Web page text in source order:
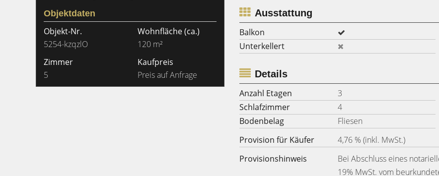
Objektdaten
Objekt-Nr.
5254-kzqzlO
Wohnfläche(ca.)
120 m²
Zimmer
5
Kaufpreis
Preis auf Anfrage
Ausstattung
Balkon
Unterkellert
Details
Anzahl Etagen
3
Schlafzimmer
4
Bodenbelag
Fliesen
Provision für Käufer
4,76 % (inkl. MwSt.)
Provisionshinweis
Bei Abschluss eines
19% MwSt. vom